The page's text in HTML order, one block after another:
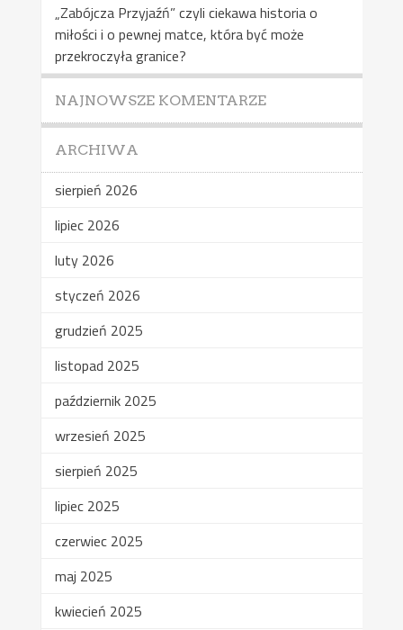
„Zabójcza Przyjaźń” czyli ciekawa historia o
miłości i o pewnej matce, która być może
przekroczyła granice?
NAJNOWSZE KOMENTARZE
ARCHIWA
sierpień 2026
lipiec 2026
luty 2026
styczeń 2026
grudzień 2025
listopad 2025
październik 2025
wrzesień 2025
sierpień 2025
lipiec 2025
czerwiec 2025
maj 2025
kwiecień 2025